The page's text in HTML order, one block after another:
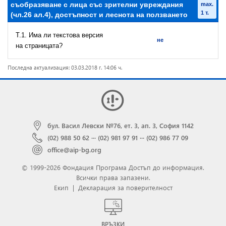
съобразяване с лица със зрителни увреждания
(чл.26 ал.4), достъпност и леснота на ползването
max.
1 т.
T.1. Има ли текстова версия
на страницата?
не
Последна актуализация: 03.03.2018 г. 14:06 ч.
бул. Васил Левски №76, ет. 3, ап. 3, София 1142
(02) 988 50 62 ··· (02) 981 97 91 ··· (02) 986 77 09
office@aip-bg.org
© 1999-2026 Фондация Програма Достъп до информация.
Всички права запазени.
Екип | Декларация за поверителност
ВРЪЗКИ